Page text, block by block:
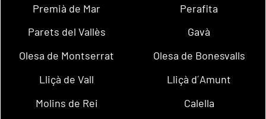
Premià de Mar
Perafita
Parets del Vallès
Gavà
Olesa de Montserrat
Olesa de Bonesvalls
Lliçà de Vall
Lliçà d´Amunt
Molins de Rei
Calella